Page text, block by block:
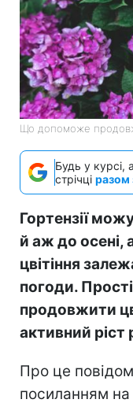
Що допоможе
Будь у курсі,
стрічці разом
Гортензії
й аж до осені,
цвітіння
погоди.
продовжити
активний ріст
Про це
посиланням на